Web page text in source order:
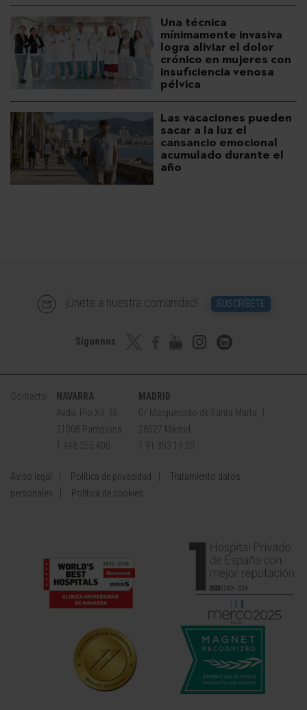
Una técnica
mínimamente invasiva
logra aliviar el dolor
crónico en mujeres con
insuficiencia venosa
pélvica
Las vacaciones pueden
sacar a la luz el
cansancio emocional
acumulado durante el
año
¡Únete a nuestra comunidad! SUSCRÍBETE
Síguenos
Contacto
NAVARRA
Avda. Pío XII, 36
31008 Pamplona
T 948 255 400
MADRID
C/ Marquesado de Santa Marta, 1
28027 Madrid
T 91 353 19 20
Aviso legal Política de privacidad
Tratamiento datos
personales
Política de cookies